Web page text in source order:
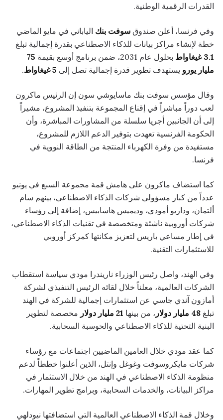
القدرات الرقمية الوطنية.
وفي فرنسا، أعلن صندوق سوفت بنك الياباني في مايو الماضي
خطة لإنشاء مراكز بيانات للذكاء الاصطناعي بقدرة إجمالية تبلغ
3.1 غيغاواط
بحلول عام 2031، ضمن برنامج أوسع بقيمة
75
مليار يورو يستهدف تطوير قدرة إجمالية تصل إلى 5 غيغاواط .
وقال مؤسس سوفت بنك ماسايوشي سون إن الرئيس ماكرون
لعب دوراً مباشراً في إقناع المجموعة بتنفيذ المشروع، مشيراً
إلى أن الجانبين أجريا سلسلة من المشاورات المباشرة، وأن
الحكومة الفرنسية تعهدت بتوفير الدعم اللازم للمشروع،
مستفيدة من وفرة الكهرباء المنتجة من الطاقة النووية في
فرنسا.
كما استضاف ماكرون على هامش قمة مجموعة السبع في يونيو
عدداً من كبار مسؤولي شركات الذكاء الاصطناعي، بينهم سام
ألتمان، وداريو أمودي، وديميس هاسابيس، إضافة إلى رؤساء
شركات أوروبية ناشئة ومتخصصة في تقنيات الذكاء الاصطناعي،
في إطار مساعي باريس لتعزيز مكانتها كمركز أوروبي
للاستثمارات التقنية.
وفي الهند، واصل رئيس الوزراء ناريندرا مودي سياسة استقطاب
الشركات العالمية، معلناً خلال لقائه الرئيس التنفيذي لشركة
أمازون آندي جاسي عن استثمارات إجمالية للشركة في الهند
تبلغ 48 مليار دولار ، من بينها 21 مليار دولار
مخصصة لتطوير
البنية التحتية للذكاء الاصطناعي والحوسبة السحابية.
كما عقد مودي خلال العامين الماضيين اجتماعات مع رؤساء
شركات مايكروسوفت وغوغل وإنتل، الذين أعلنوا خططاً لدعم
منظومة الذكاء الاصطناعي في الهند من خلال الاستثمار في
مراكز البيانات، والخدمات السحابية، وبرامج تطوير المهارات.
وخلال قمة الذكاء الاصطناعي العالمية التي استضافتها نيودلهي